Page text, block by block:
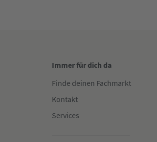
Immer für dich da
Finde deinen Fachmarkt
Kontakt
Services